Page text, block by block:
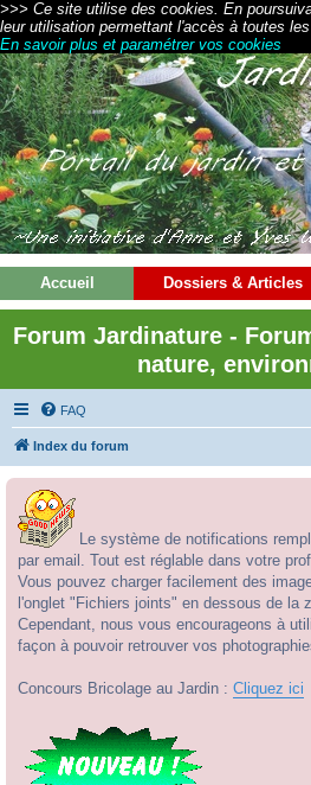
>>> Ce site utilise des cookies. En
leur utilisation permettant l'accès à toutes
En savoir plus et paramétrer vos cookies
Accueil Dossiers & Articles
Forum Jardinature -
nature,
FAQ
Index du forum
Le système de notifications
par email. Tout est réglable dans votre
Vous pouvez charger facilement des
l'onglet "Fichiers joints" en dessous de la
Cependant, nous vous encourageons à
façon à pouvoir retrouver vos
Concours Bricolage au Jardin : Cliquez ici